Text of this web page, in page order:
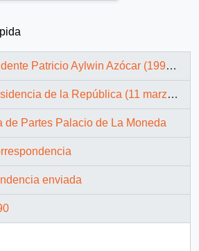
Patricio Aylwin Azócar (1990-1994)
de la República (11 marzo 1990 – 11 marzo 1994)
de Partes Palacio de La Moneda
enviada